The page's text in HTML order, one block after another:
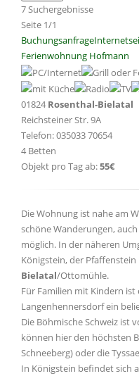
7 Suchergebnisse
Seite 1/1
Buchungsanfrage
Ferienwohnung Hofmann
01824 Rosenthal-Bielatal
Reichsteiner Str. 9A
Telefon: 035033 70654
4 Betten
Objekt pro Tag ab:55€
Die Wohnung ist nahe am
schöne Wanderungen,
möglich. In der näheren
Königstein, der
Bielatal/Ottomühle.
Für Familien mit Kindern ist
Langenhennersdorf ein
Die Böhmische Schweiz ist
können hier den höchsten
Schneeberg) oder die
In Königstein befindet sich